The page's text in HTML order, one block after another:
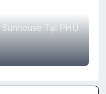
Tại PHÚ